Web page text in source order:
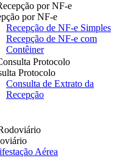
por NF-e
por NF-e
Recepção de NF-e Simples
Recepção de NF-e com
Contêiner
Protocolo
Protocolo
Consulta de Extrato da
Recepção
Aérea